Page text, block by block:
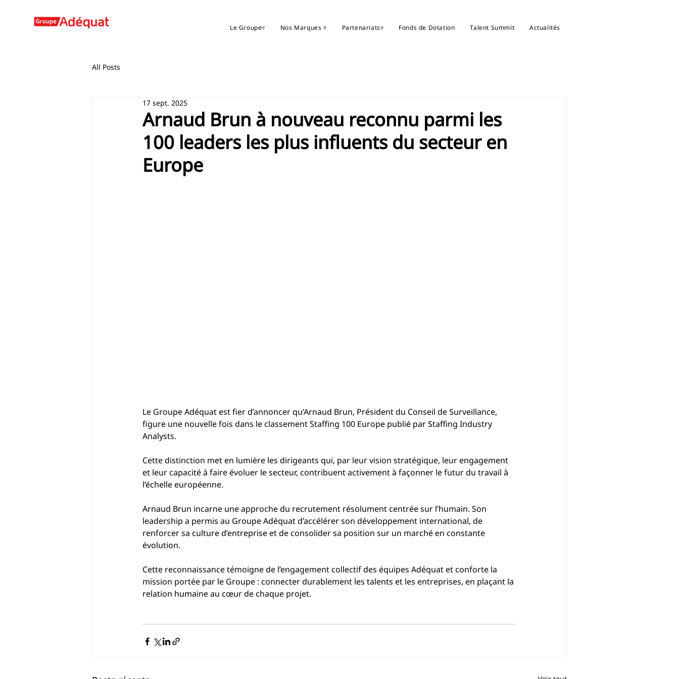
Le Groupe▿ Nos Marques ▿ Partenariats▿ Fonds de Dotation Talent Summit Actualités
All Posts
Arnaud Brun à nouveau reconnu parmi les
100 leaders les plus influents du secteur en
Europe
17 sept. 2025
Le Groupe Adéquat est fier d’annoncer qu’Arnaud Brun, Président du Conseil de Surveillance,
figure une nouvelle fois dans le classement Staffing 100 Europe publié par Staffing Industry
Analysts.
Cette distinction met en lumière les dirigeants qui, par leur vision stratégique, leur engagement
et leur capacité à faire évoluer le secteur, contribuent activement à façonner le futur du travail à
l’échelle européenne.
Arnaud Brun incarne une approche du recrutement résolument centrée sur l’humain. Son
leadership a permis au Groupe Adéquat d’accélérer son développement international, de
renforcer sa culture d’entreprise et de consolider sa position sur un marché en constante
évolution.
Cette reconnaissance témoigne de l’engagement collectif des équipes Adéquat et conforte la
mission portée par le Groupe : connecter durablement les talents et les entreprises, en plaçant la
relation humaine au cœur de chaque projet.